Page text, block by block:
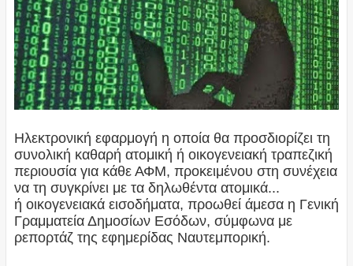
Ηλεκτρονική εφαρμογή η οποία θα προσδιορίζει τη
συνολική καθαρή ατομική ή οικογενειακή τραπεζική
περιουσία για κάθε ΑΦΜ, προκειμένου στη συνέχεια
να τη συγκρίνει με τα δηλωθέντα ατομικά...
ή οικογενειακά εισοδήματα, προωθεί άμεσα η Γενική
Γραμματεία Δημοσίων Εσόδων, σύμφωνα με
ρεπορτάζ της εφημερίδας Ναυτεμπορική.